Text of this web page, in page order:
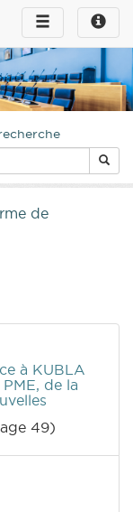
Toggle
infos
Toggle
navigation
de
à KUBLA
de la
49)